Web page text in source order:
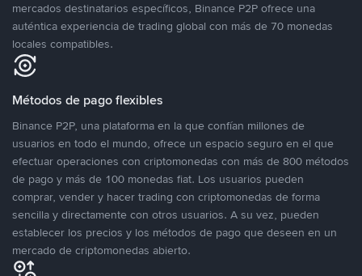
mercados destinatarios específicos, Binance P2P ofrece una
auténtica experiencia de trading global con más de 70 monedas
locales compatibles.
Métodos de pago flexibles
Binance P2P, una plataforma en la que confían millones de
usuarios en todo el mundo, ofrece un espacio seguro en el que
efectuar operaciones con criptomonedas con más de 800 métodos
de pago y más de 100 monedas fiat. Los usuarios pueden
comprar, vender y hacer trading con criptomonedas de forma
sencilla y directamente con otros usuarios. A su vez, pueden
establecer los precios y los métodos de pago que deseen en un
mercado de criptomonedas abierto.